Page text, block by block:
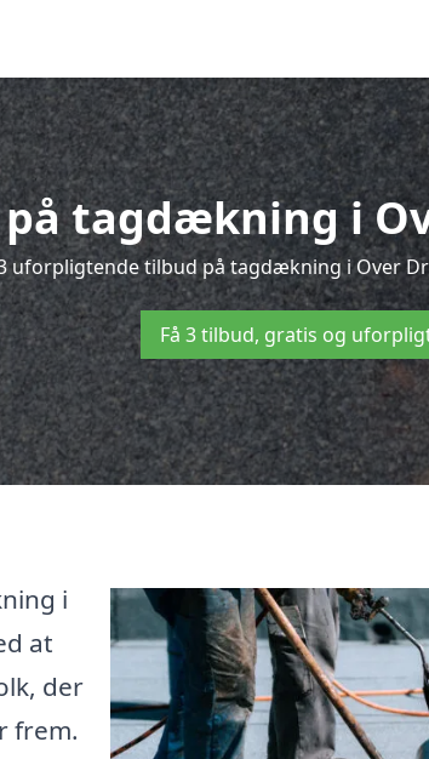
tagdækning i
uforpligtende tilbud på tagdækning i Over
Få 3 tilbud, gratis og
i
at
der
frem.